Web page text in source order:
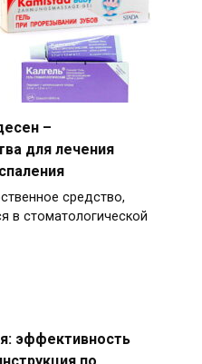
–
для лечения
средство,
в стоматологической
эффективность